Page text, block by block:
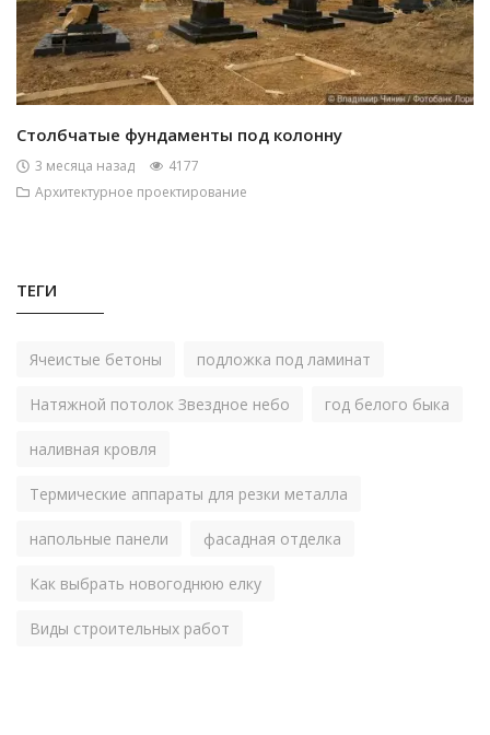
Столбчатые фундаменты под колонну
3 месяца назад
4177
Архитектурное проектирование
ТЕГИ
Ячеистые бетоны подложка под ламинат
Натяжной потолок Звездное небо год белого быка
наливная кровля
Термические аппараты для резки металла
напольные панели фасадная отделка
Как выбрать новогоднюю елку
Виды строительных работ